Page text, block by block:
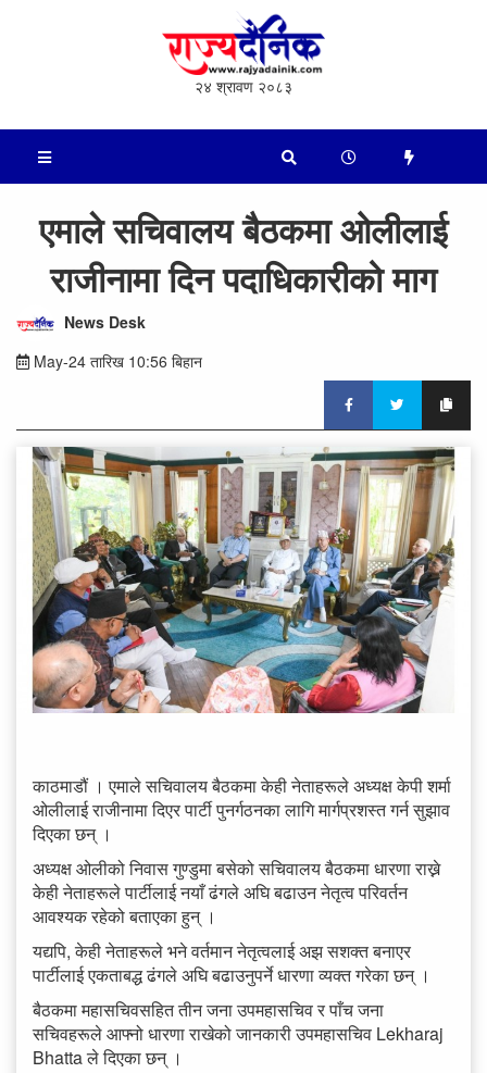
२४ श्रावण २०८३
एमाले सचिवालय बैठकमा ओलीलाई
राजीनामा दिन पदाधिकारीको माग
News Desk
May-24 तारिख 10:56 बिहान
काठमाडौं । एमाले सचिवालय बैठकमा केही नेताहरूले अध्यक्ष केपी शर्मा
ओलीलाई राजीनामा दिएर पार्टी पुनर्गठनका लागि मार्गप्रशस्त गर्न सुझाव
दिएका छन् ।
अध्यक्ष ओलीको निवास गुण्डुमा बसेको सचिवालय बैठकमा धारणा राख्ने
केही नेताहरूले पार्टीलाई नयाँ ढंगले अघि बढाउन नेतृत्व परिवर्तन
आवश्यक रहेको बताएका हुन् ।
यद्यपि, केही नेताहरूले भने वर्तमान नेतृत्वलाई अझ सशक्त बनाएर
पार्टीलाई एकताबद्ध ढंगले अघि बढाउनुपर्ने धारणा व्यक्त गरेका छन् ।
बैठकमा महासचिवसहित तीन जना उपमहासचिव र पाँच जना
सचिवहरूले आफ्नो धारणा राखेको जानकारी उपमहासचिव Lekharaj
Bhatta ले दिएका छन् ।